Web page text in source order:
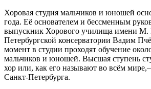
Хоровая студия мальчиков и юношей
года. Её основателем и бессменным
выпускник Хорового училища имени
Петербургской консерватории Вадим
момент в студии проходят обучение
мальчиков и юношей. Высшая ступень
хор или, как его называют во всём
Санкт-Петербурга.